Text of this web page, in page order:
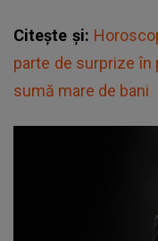
Citește și:
parte de surprize în
sumă mare de bani